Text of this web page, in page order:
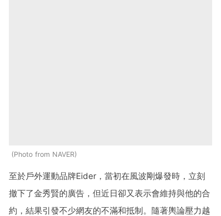
Photo from NAVER
至於戶外運動品牌Eider，當初在風波剛爆發時，立刻
撤下了金秀賢的廣告，但近日卻又表示會維持與他的合
約，結果引發不少網友的不滿和抵制。隨著輿論壓力越